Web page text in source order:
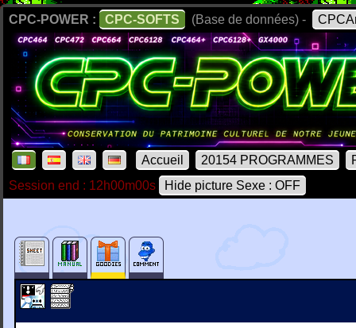
CPC-POWER : CPC-SOFTS (Base de données) -
Accueil 20154 PROGRAMMES
Session end : 12h00m00s
Hide picture Sexe : OFF